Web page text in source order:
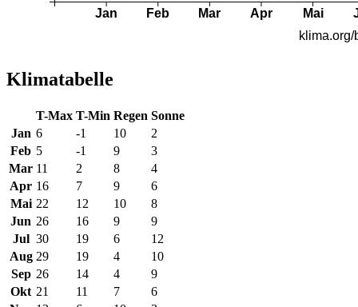
Klimatabelle
T-Max T-Min Regen Sonne
Jan 6 -1 10
2
Feb 5 -1 9
3
Mar 11 2 8
4
Apr 16 7 9
6
Mai 22 12 10
8
Jun 26 16 9
9
Jul 30 19 6
12
Aug 29 19 4
10
Sep 26 14 4
9
Okt 21 11 7
6